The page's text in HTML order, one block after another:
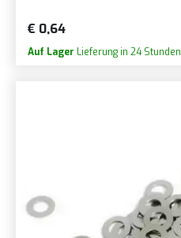
€ 0,64
Auf Lager Lieferung in 24 Stunden